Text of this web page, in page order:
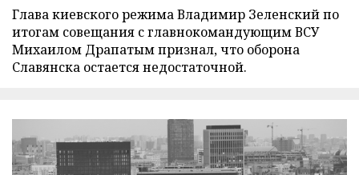
Глава киевского режима Владимир Зеленский по
итогам совещания с главнокомандующим ВСУ
Михаилом Драпатым признал, что оборона
Славянска остается недостаточной.